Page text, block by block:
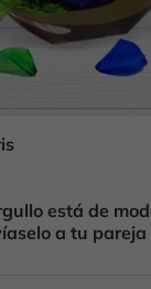
está de
a tu pareja